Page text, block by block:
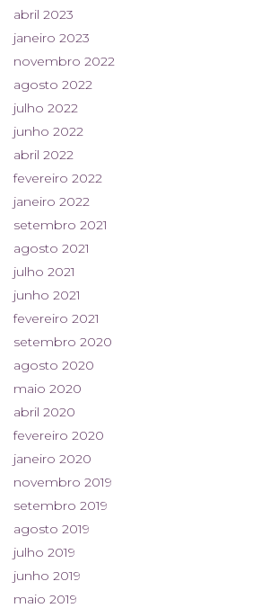
abril 2023
janeiro 2023
novembro 2022
agosto 2022
julho 2022
junho 2022
abril 2022
fevereiro 2022
janeiro 2022
setembro 2021
agosto 2021
julho 2021
junho 2021
fevereiro 2021
setembro 2020
agosto 2020
maio 2020
abril 2020
fevereiro 2020
janeiro 2020
novembro 2019
setembro 2019
agosto 2019
julho 2019
junho 2019
maio 2019